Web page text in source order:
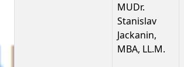
MUDr.
Stanislav
Jackanin,
MBA, LL.M.